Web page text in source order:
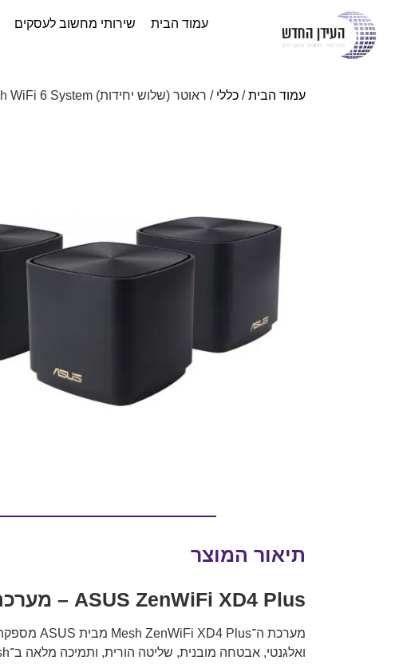
עמוד הבית שירותי מחשוב לעסקים
עמוד הבית/ כללי / ראוטר (שלוש יחידות) ASUS ZenWiFi XD4 Plus AX1800 Whole-Home Mesh WiFi 6 System – נתב
תיאור המוצר
ASUS ZenWiFi XD4 Plus – מערכת Mesh קומפקטית עם WiFi 6 וביצועים מעולים לבית חכם
ואלגנטי, אבטחה מובנית, שליטה הורית, ותמיכה מלאה ב־AiMesh – המערכת הזו אידיאלית לרשת ביתית מהירה, חלקה ונטולת "אזורים מתים".